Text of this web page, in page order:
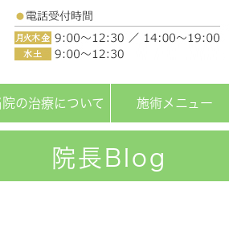
院の治療について 施術メニュー
院長Blog